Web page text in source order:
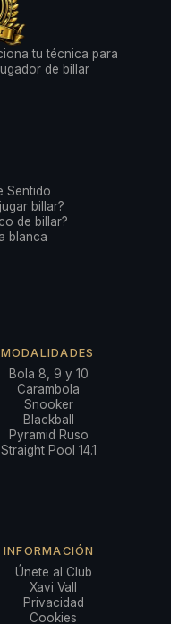
tu técnica para
de billar
Sentido
billar?
de billar?
blanca
MODALIDADES
Bola 8, 9 y 10
Carambola
Snooker
Blackball
Pyramid Ruso
Straight Pool 14.1
INFORMACIÓN
Únete al Club
Xavi Vall
Privacidad
Cookies